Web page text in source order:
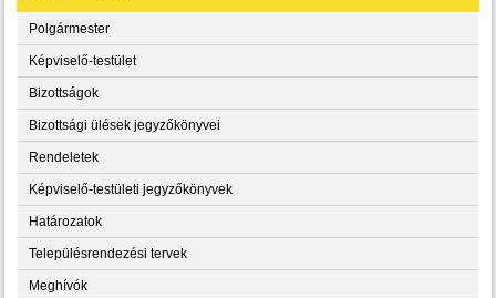
Polgármester
Képviselő-testület
Bizottságok
Bizottsági ülések jegyzőkönyvei
Rendeletek
Képviselő-testületi jegyzőkönyvek
Határozatok
Településrendezési tervek
Meghívók